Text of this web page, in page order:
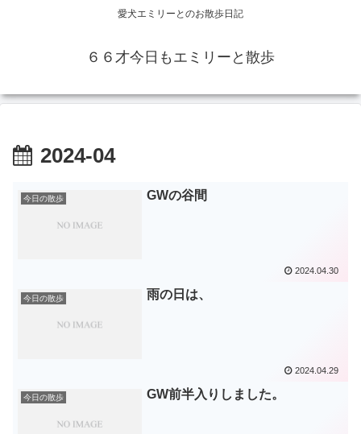
愛犬エミリーとのお散歩日記
６６才今日もエミリーと散歩
2024-04
今日の散歩 GWの谷間
2024.04.30
今日の散歩 雨の日は、
2024.04.29
今日の散歩 GW前半入りしました。